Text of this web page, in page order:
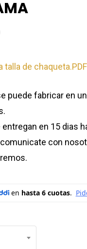
talla de chaqueta.PDF
puede fabricar en
en 15 dias
con